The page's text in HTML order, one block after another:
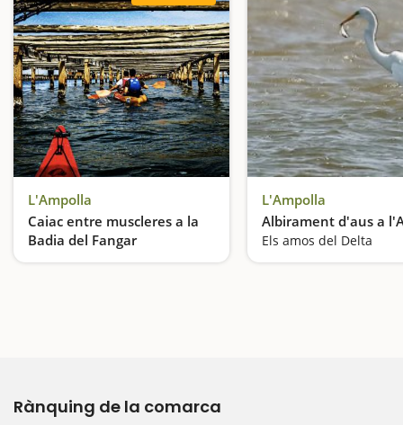
L'Ampolla
Caiac entre muscleres a la
Badia del Fangar
Rem relaxant a l'Ampolla
L'Ampolla
Albirament d'aus a
Els amos del Delta
Rànquing de la comarca